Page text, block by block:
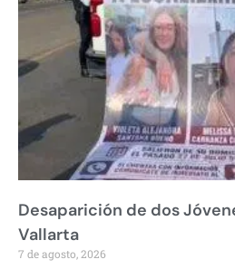
Desaparición de dos
Vallarta
7 de agosto, 2026